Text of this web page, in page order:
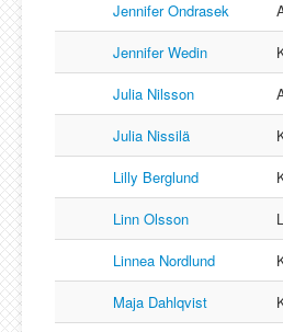
Jennifer Ondrasek
Jennifer Wedin
Julia Nilsson
Julia Nissilä
Lilly Berglund
Linn Olsson
Linnea Nordlund
Maja Dahlqvist